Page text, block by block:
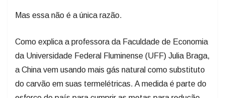
Mas essa não é a única razão.
Como explica a professora da Faculdade de Economia
da Universidade Federal Fluminense (UFF) Julia Braga,
a China vem usando mais gás natural como substituto
do carvão em suas termelétricas. A medida é parte do